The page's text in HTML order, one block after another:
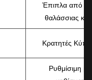
Έπιπλα από
θαλάσσιας
Κρατητές
Ρυθμίσιμη